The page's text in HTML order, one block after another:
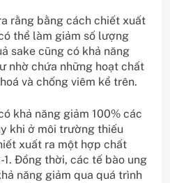
rằng bằng cách chiết xuất
thể làm giảm số lượng
sake cũng có khả năng
nhờ chứa những hoạt chất
và chống viêm kể trên.
khả năng giảm 100% các
khi ở môi trường thiếu
xuất ra một hợp chất
1. Đồng thời, các tế bào ung
năng giảm qua quá trình